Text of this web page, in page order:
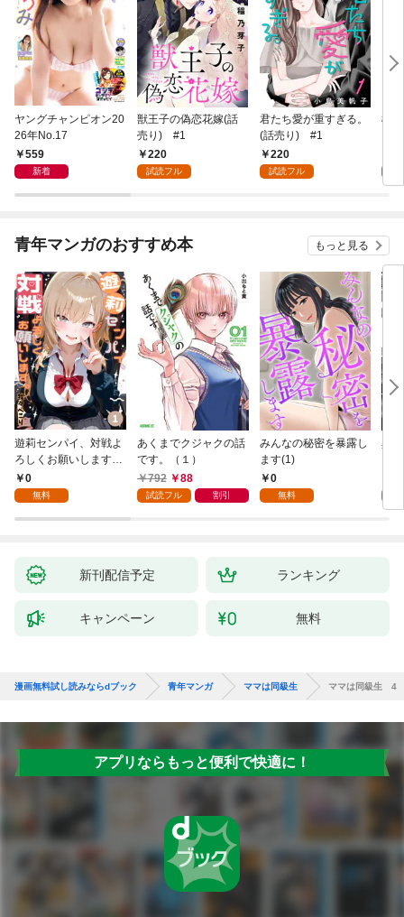
ヤングチャンピオン20
26年No.17
559
新着
獣王子の偽恋花嫁(話
売り) #1
220
試読フル
君たち愛が重すぎる。
(話売り) #1
220
試読フル
桜
青年マンガのおすすめ本 もっと見る
遊莉センパイ、対戦よ
ろしくお願いします。
1 0
無料
あくまでクジャクの話
です。（１）
792
88
試読フル 割引
みんなの秘密を暴露し
ます(1)
0
無料
異
新刊配信予定 ランキング
キャンペーン 無料
漫画無料試し読みならdブック 青年マンガ ママは同級生 ママは同級生 4
アプリならもっと便利で快適に！